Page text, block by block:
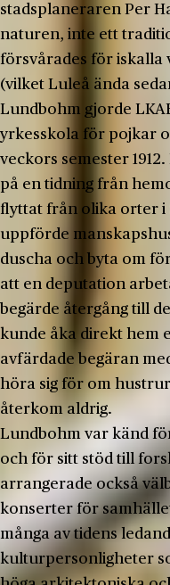
stadsplaneraren Per
naturen, inte ett
försvårades för iskalla
(vilket Luleå ända
Lundbohm gjorde
yrkesskola för pojkar
veckors semester
på en tidning från
flyttat från olika orter i
uppförde
duscha och byta om
att en deputation
begärde återgång till
kunde åka direkt hem
avfärdade begäran
höra sig för om
återkom aldrig.
Lundbohm var känd
och för sitt stöd till
arrangerade också
konserter för
många av tidens
kulturpersonligheter